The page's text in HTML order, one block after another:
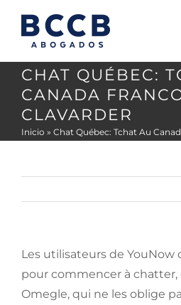
content
CHAT QUÉBEC:
CANADA
CLAVARDER
Inicio » Chat Québec: Tchat Au
Les utilisateurs de YouNow
pour commencer à
Omegle, qui ne les oblige